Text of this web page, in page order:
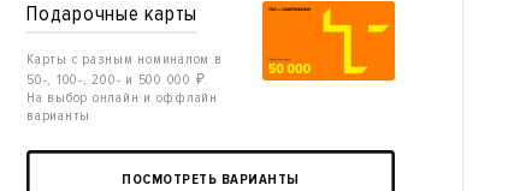
Подарочные карты
Карты с разным номиналом в
50-, 100-, 200- и 500 000 ₽.
На выбор онлайн и оффлайн
варианты
ПОСМОТРЕТЬ ВАРИАНТЫ